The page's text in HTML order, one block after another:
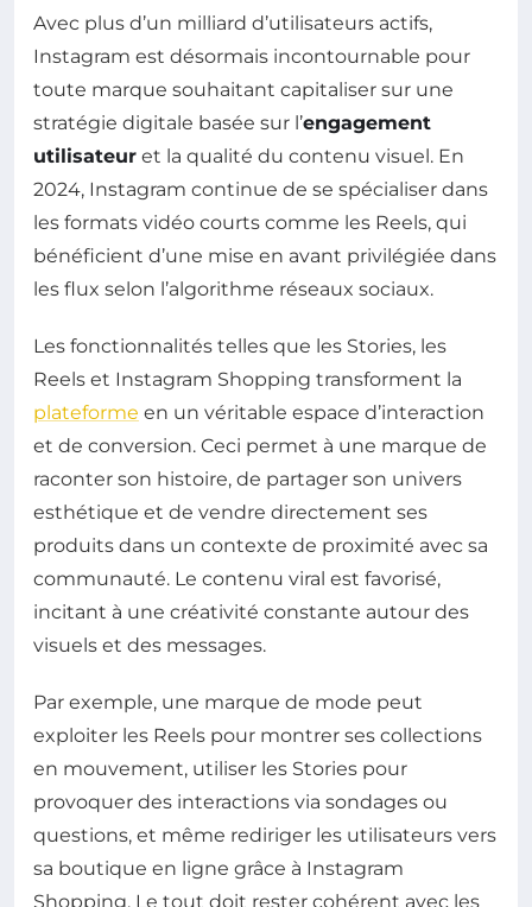
Avec plus d’un milliard d’utilisateurs actifs,
Instagram est désormais incontournable pour
toute marque souhaitant capitaliser sur une
stratégie digitale basée sur l’engagement
utilisateur et la qualité du contenu visuel. En
2024, Instagram continue de se spécialiser dans
les formats vidéo courts comme les Reels, qui
bénéficient d’une mise en avant privilégiée dans
les flux selon l’algorithme réseaux sociaux.
Les fonctionnalités telles que les Stories, les
Reels et Instagram Shopping transforment la
plateforme en un véritable espace d’interaction
et de conversion. Ceci permet à une marque de
raconter son histoire, de partager son univers
esthétique et de vendre directement ses
produits dans un contexte de proximité avec sa
communauté. Le contenu viral est favorisé,
incitant à une créativité constante autour des
visuels et des messages.
Par exemple, une marque de mode peut
exploiter les Reels pour montrer ses collections
en mouvement, utiliser les Stories pour
provoquer des interactions via sondages ou
questions, et même rediriger les utilisateurs vers
sa boutique en ligne grâce à Instagram
Shopping. Le tout doit rester cohérent avec les